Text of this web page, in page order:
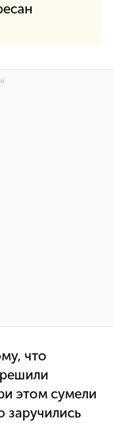
что
этом сумели
заручились